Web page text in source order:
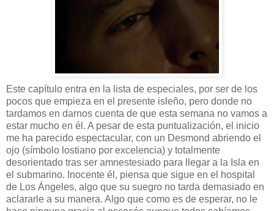
Este capítulo entra en la lista de especiales, por ser de los
pocos que empieza en el presente isleño, pero donde no
tardamos en darnos cuenta de que esta semana no vamos a
estar mucho en él. A pesar de esta puntualización, el inicio
me ha parecido espectacular, con un Desmond abriendo el
ojo (símbolo lostiano por excelencia) y totalmente
desorientado tras ser amnestesiado para llegar a la Isla en
el submarino. Inocente él, piensa que sigue en el hospital
de Los Ángeles, algo que su suegro no tarda demasiado en
aclararle a su manera. Algo que como es de esperar, no le